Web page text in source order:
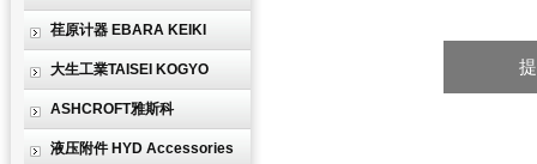
荏原计器 EBARA KEIKI
大生工業TAISEI KOGYO
ASHCROFT雅斯科
液压附件 HYD Accessories